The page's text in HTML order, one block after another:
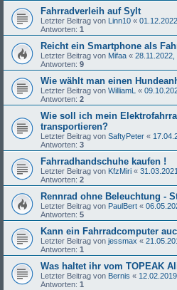
Fahrradverleih auf Sylt
Letzter Beitrag von Linn10 «
Antworten: 1
Reicht ein Smartphone als
Letzter Beitrag von Mifaa « 28.11.2022,
Antworten: 9
Wie wählt man einen
Letzter Beitrag von WilliamL «
Antworten: 2
Wie soll ich mein
transportieren?
Letzter Beitrag von SaftyPeter «
Antworten: 3
Fahrradhandschuhe kaufen !
Letzter Beitrag von KfzMiri «
Antworten: 2
Rennrad ohne Beleuchtung -
Letzter Beitrag von PaulBert «
Antworten: 5
Kann ein Fahrradcomputer
Letzter Beitrag von jessmax «
Antworten: 1
Was haltet ihr vom TOPEAK
Letzter Beitrag von Bernis «
Antworten: 1